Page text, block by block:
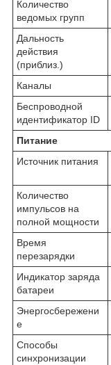
Количество
ведомых групп
Дальность
действия
(приблиз.)
Каналы
Беспроводной
идентификатор ID
Питание
Источник питания
Количество
импульсов на
полной мощности
Время
перезарядки
Индикатор заряда
батареи
Энергосбережени
е
Способы
синхронизации